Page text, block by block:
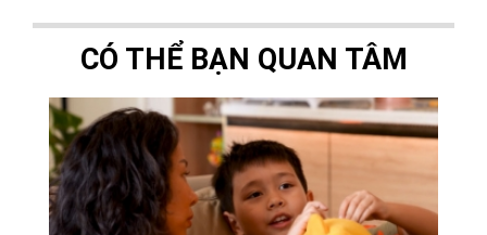
CÓ THỂ BẠN QUAN TÂM